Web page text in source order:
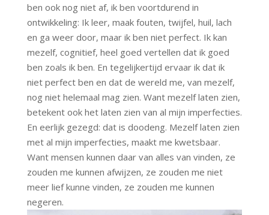
ben ook nog niet af, ik ben voortdurend in
ontwikkeling: Ik leer, maak fouten, twijfel, huil, lach
en ga weer door, maar ik ben niet perfect. Ik kan
mezelf, cognitief, heel goed vertellen dat ik goed
ben zoals ik ben. En tegelijkertijd ervaar ik dat ik
niet perfect ben en dat de wereld me, van mezelf,
nog niet helemaal mag zien. Want mezelf laten zien,
betekent ook het laten zien van al mijn imperfecties.
En eerlijk gezegd: dat is doodeng. Mezelf laten zien
met al mijn imperfecties, maakt me kwetsbaar.
Want mensen kunnen daar van alles van vinden, ze
zouden me kunnen afwijzen, ze zouden me niet
meer lief kunne vinden, ze zouden me kunnen
negeren.